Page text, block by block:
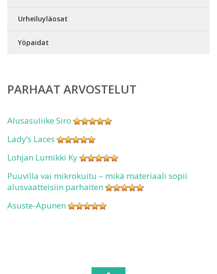
Urheiluyläosat
Yöpaidat
PARHAAT ARVOSTELUT
Alusasuliike Siro
Lady’s Laces
Lohjan Lumikki Ky
Puuvilla vai mikrokuitu – mikä materiaali sopii
alusvaatteisiin parhaiten
Asuste-Apunen